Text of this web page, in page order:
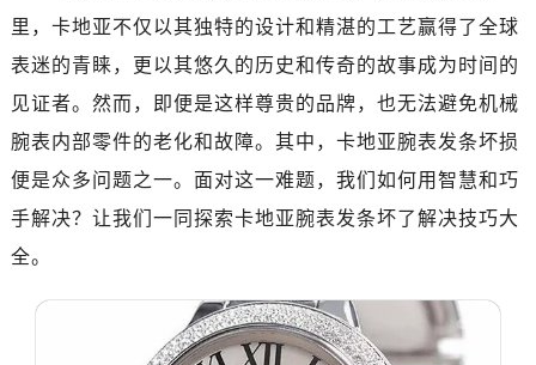
里，卡地亚不仅以其独特的设计和精湛的工艺赢得了全球
表迷的青睐，更以其悠久的历史和传奇的故事成为时间的
见证者。然而，即便是这样尊贵的品牌，也无法避免机械
腕表内部零件的老化和故障。其中，卡地亚腕表发条坏损
便是众多问题之一。面对这一难题，我们如何用智慧和巧
手解决？让我们一同探索卡地亚腕表发条坏了解决技巧大
全。